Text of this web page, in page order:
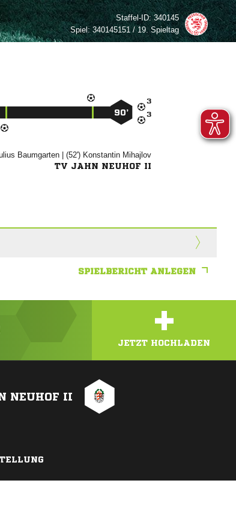
Staffel-ID:340145
Spiel:340145151 / 19. Spieltag


90’
 | (52')  
TV JAHN NEUHOF II
SPIELBERICHT ANLEGEN
+
JETZT HOCHLADEN
NEUHOF II